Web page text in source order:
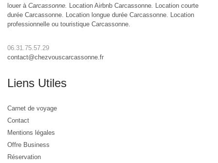
louer à Carcassonne. Location Airbnb Carcassonne
Location courte
durée Carcassonne. Location longue durée Carcassonne. Location
professionnelle ou touristique Carcassonne.
06.31.75.57.29
contact@chezvouscarcassonne.fr
Liens Utiles
Carnet de voyage
Contact
Mentions légales
Offre Business
Réservation